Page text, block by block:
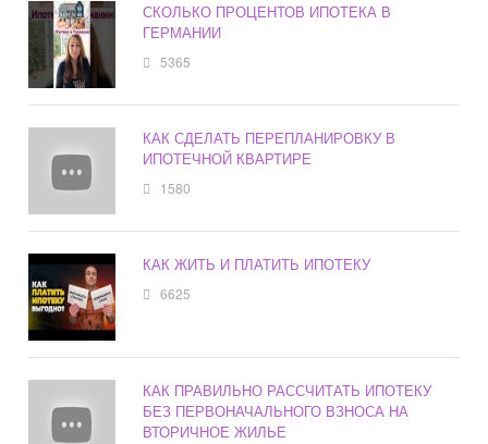
СКОЛЬКО ПРОЦЕНТОВ ИПОТЕКА В
ГЕРМАНИИ
5365
КАК СДЕЛАТЬ ПЕРЕПЛАНИРОВКУ В
ИПОТЕЧНОЙ КВАРТИРЕ
1580
КАК ЖИТЬ И ПЛАТИТЬ ИПОТЕКУ
6625
КАК ПРАВИЛЬНО РАССЧИТАТЬ ИПОТЕКУ
БЕЗ ПЕРВОНАЧАЛЬНОГО ВЗНОСА НА
ВТОРИЧНОЕ ЖИЛЬЕ